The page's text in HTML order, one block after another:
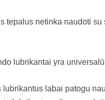
tepalus netinka naudoti
lubrikantai yra
lubrikantus labai patogu